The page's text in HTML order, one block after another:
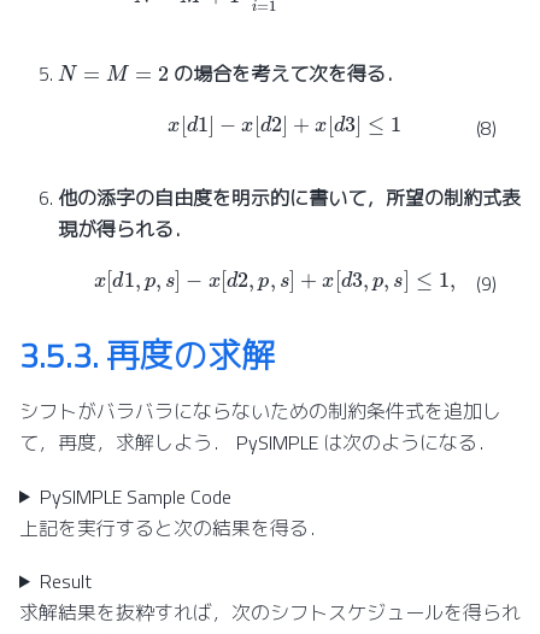
N=M =2
の場合を考えて次を得る．
(8)
x[d −x[d2 + [d3]≤ 1
他の添字の自由度を明示的に書いて，所望の制約式表
現が得られる．
(9)
x[d1 ,p s]− d2,p, s]+ x[ 3 p,s]≤ 1, s∈ {日勤
夜 勤 }
3.5.3.再度の求解
シフトがバラバラにならないための制約条件式を追加し
て，再度，求解しよう． PySIMPLE は次のようになる．
PySIMPLE Sample Code
上記を実行すると次の結果を得る．
Result
求解結果を抜粋すれば，次のシフトスケジュールを得られ